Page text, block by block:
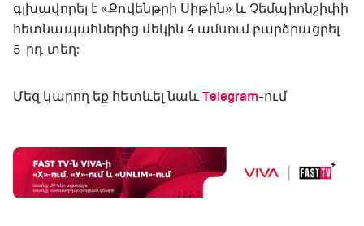
գլխավորել է «Քովենթրի Սիթին» և Չեմպիոնշիփի
հետնապահներից մեկին 4 ամսում բարձրացրել
5-րդ տեղ:
Մեզ կարող եք հետևել նաև Telegram-ում